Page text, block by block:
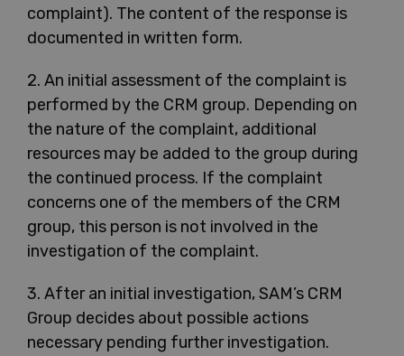
complaint). The content of the response is
documented in written form.
2. An initial assessment of the complaint is
performed by the CRM group. Depending on
the nature of the complaint, additional
resources may be added to the group during
the continued process. If the complaint
concerns one of the members of the CRM
group, this person is not involved in the
investigation of the complaint.
3. After an initial investigation, SAM’s CRM
Group decides about possible actions
necessary pending further investigation.